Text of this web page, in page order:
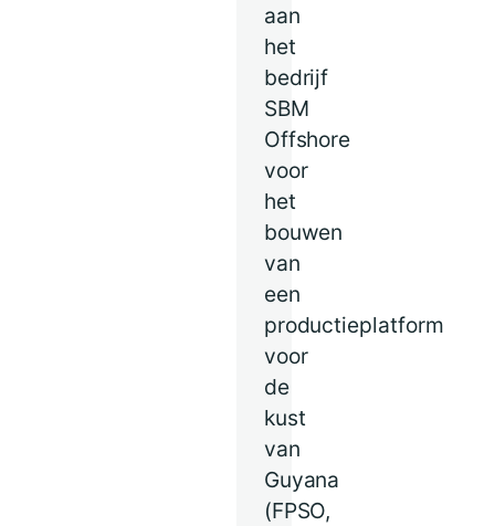
aan
het
bedrijf
SBM
Offshore
voor
het
bouwen
van
een
productieplatform
voor
de
kust
van
Guyana
(FPSO,